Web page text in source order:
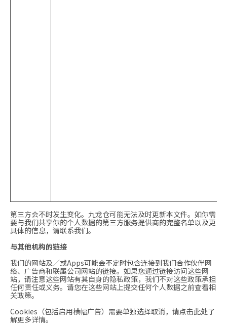
第三方会不时发生变化。九龙仓可能无法及时更新本文件。如你需
要与我们共享你的个人数据的第三方服务提供商的完整名单以及更
具体的信息，请联系我们。
与其他机构的链接
我们的网站及／或Apps可能会不定时包含连接到我们合作伙伴网
络、广告商和联属公司网站的链接。如果您通过链接访问这些网
站，请注意这些网站有其自身的隐私政策，我们不对这些政策承担
任何责任或义务。请您在这些网站上提交任何个人数据之前查看相
关政策。
Cookies（包括启用横幅广告）需要单独选择取消，请点击此处了
解更多详情。